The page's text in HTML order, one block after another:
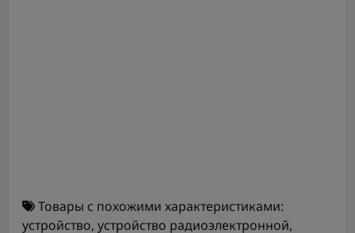
Товары с похожими характеристиками:
устройство, устройство радиоэлектронной,